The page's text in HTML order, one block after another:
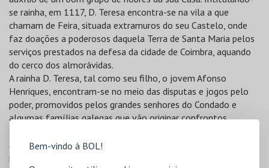
Bem-vindo à BOL!
se rainha, em 1117, D. Teresa encontra-se na vila a que
chamam de Feira, situada extramuros do seu Castelo, onde
faz doações a poderosos daquela Terra de Santa Maria pelos
serviços prestados na defesa da cidade de Coimbra, aquando
do cerco dos almorávidas.
A rainha D. Teresa, tal como seu filho, o jovem Afonso
Henriques, encontram-se no meio das disputas e jogos pelo
poder, promovidos pelos grandes senhores do Condado e
algumas famílias galegas que vão originar confrontos
armados, produzindo mudanças de autoridade no Condado.
Após a batalha de S. Mamede, a 24 de junho de 1128, a rainha
perde o governo para seu filho Afonso Henriques, passando